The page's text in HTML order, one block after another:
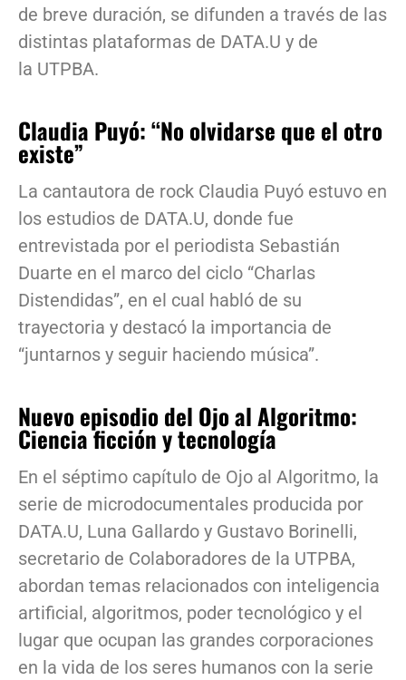
de breve duración, se difunden a través de las
distintas plataformas de DATA.U y de
la UTPBA.
Claudia Puyó: “No olvidarse que el otro
existe”
La cantautora de rock Claudia Puyó estuvo en
los estudios de DATA.U, donde fue
entrevistada por el periodista Sebastián
Duarte en el marco del ciclo “Charlas
Distendidas”, en el cual habló de su
trayectoria y destacó la importancia de
“juntarnos y seguir haciendo música”.
Nuevo episodio del Ojo al Algoritmo:
Ciencia ficción y tecnología
En el séptimo capítulo de Ojo al Algoritmo, la
serie de microdocumentales producida por
DATA.U, Luna Gallardo y Gustavo Borinelli,
secretario de Colaboradores de la UTPBA,
abordan temas relacionados con inteligencia
artificial, algoritmos, poder tecnológico y el
lugar que ocupan las grandes corporaciones
en la vida de los seres humanos con la serie